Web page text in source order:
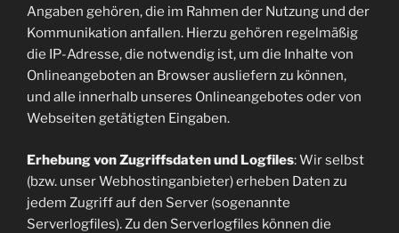
Angaben gehören, die im Rahmen der Nutzung und der
Kommunikation anfallen. Hierzu gehören regelmäßig
die IP-Adresse, die notwendig ist, um die Inhalte von
Onlineangeboten an Browser ausliefern zu können,
und alle innerhalb unseres Onlineangebotes oder von
Webseiten getätigten Eingaben.
Erhebung von Zugriffsdaten und Logfiles: Wir selbst
(bzw. unser Webhostinganbieter) erheben Daten zu
jedem Zugriff auf den Server (sogenannte
Serverlogfiles). Zu den Serverlogfiles können die